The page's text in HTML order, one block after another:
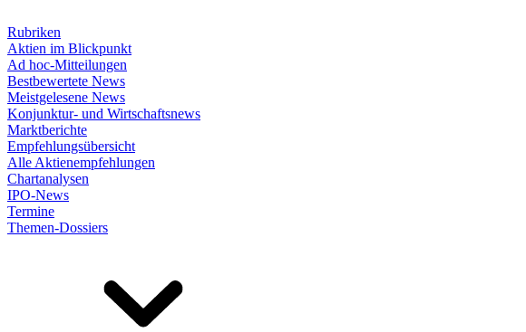
Rubriken
Aktien im Blickpunkt
Ad hoc-Mitteilungen
Bestbewertete News
Meistgelesene News
Konjunktur- und Wirtschaftsnews
Marktberichte
Empfehlungsübersicht
Alle Aktienempfehlungen
Chartanalysen
IPO-News
Termine
Themen-Dossiers